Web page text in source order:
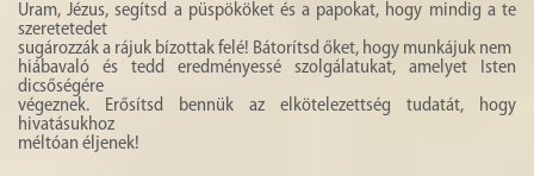
Uram, Jézus, segítsd a püspököket és a papokat, hogy mindig a te
szeretetedet
sugározzák a rájuk bízottak felé! Bátorítsd őket, hogy munkájuk nem
hiábavaló és tedd eredményessé szolgálatukat, amelyet Isten
dicsőségére
végeznek. Erősítsd bennük az elkötelezettség tudatát, hogy
hivatásukhoz
méltóan éljenek!